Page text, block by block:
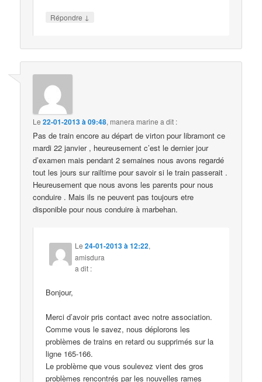
Répondre ↓
Le22-01-2013 à 09:48, manera marine a dit :
Pas de train encore au départ de virton pour libramont ce
mardi 22 janvier , heureusement c’est le dernier jour
d’examen mais pendant 2 semaines nous avons regardé
tout les jours sur railtime pour savoir si le train passerait .
Heureusement que nous avons les parents pour nous
conduire . Mais ils ne peuvent pas toujours etre
disponible pour nous conduire à marbehan.
Le24-01-2013 à 12:22,
amisdura
a dit :
Bonjour,
Merci d’avoir pris contact avec notre association.
Comme vous le savez, nous déplorons les
problèmes de trains en retard ou supprimés sur la
ligne 165-166.
Le problème que vous soulevez vient des gros
problèmes rencontrés par les nouvelles rames